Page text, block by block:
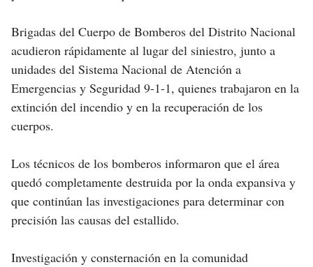
Brigadas del Cuerpo de Bomberos del Distrito Nacional
acudieron rápidamente al lugar del siniestro, junto a
unidades del Sistema Nacional de Atención a
Emergencias y Seguridad 9-1-1, quienes trabajaron en la
extinción del incendio y en la recuperación de los
cuerpos.
Los técnicos de los bomberos informaron que el área
quedó completamente destruida por la onda expansiva y
que continúan las investigaciones para determinar con
precisión las causas del estallido.
Investigación y consternación en la comunidad